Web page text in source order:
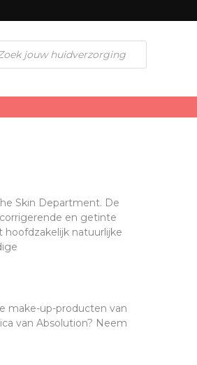
Skin Department. De
en getinte
hoofdzakelijk natuurlijke
make-up-producten van
van Absolution? Neem